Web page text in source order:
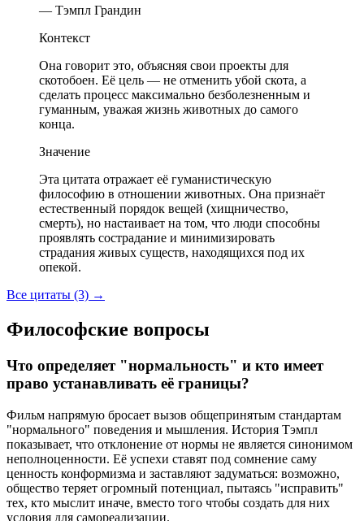
— Тэмпл Грандин
Контекст
Она говорит это, объясняя свои проекты для
скотобоен. Её цель — не отменить убой скота, а
сделать процесс максимально безболезненным и
гуманным, уважая жизнь животных до самого
конца.
Значение
Эта цитата отражает её гуманистическую
философию в отношении животных. Она признаёт
естественный порядок вещей (хищничество,
смерть), но настаивает на том, что люди способны
проявлять сострадание и минимизировать
страдания живых существ, находящихся под их
опекой.
Все цитаты (3) →
Философские вопросы
Что определяет "нормальность" и кто имеет
право устанавливать её границы?
Фильм напрямую бросает вызов общепринятым стандартам
"нормального" поведения и мышления. История Тэмпл
показывает, что отклонение от нормы не является синонимом
неполноценности. Её успехи ставят под сомнение саму
ценность конформизма и заставляют задуматься: возможно,
общество теряет огромный потенциал, пытаясь "исправить"
тех, кто мыслит иначе, вместо того чтобы создать для них
условия для самореализации.